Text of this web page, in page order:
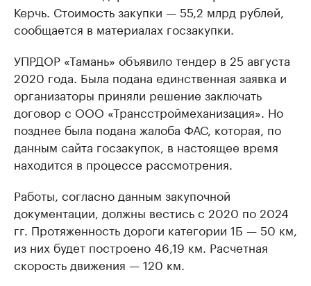
Керчь. Стоимость закупки — 55,2 млрд рублей,
сообщается в материалах госзакупки.
УПРДОР «Тамань» объявило тендер в 25 августа
2020 года. Была подана единственная заявка и
организаторы приняли решение заключать
договор с ООО «Трансстроймеханизация». Но
позднее была подана жалоба ФАС, которая, по
данным сайта госзакупок, в настоящее время
находится в процессе рассмотрения.
Работы, согласно данным закупочной
документации, должны вестись с 2020 по 2024
гг. Протяженность дороги категории 1Б — 50 км,
из них будет построено 46,19 км. Расчетная
скорость движения — 120 км.